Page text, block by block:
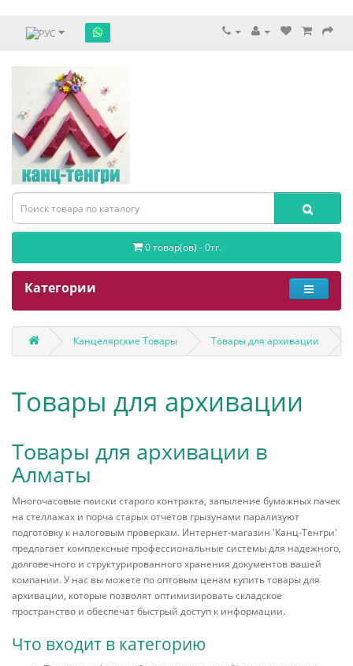
0 товар(ов) - 0тг.
Категории
Канцелярские Товары Товары для архивации
Товары для архивации
Товары для архивации в
Алматы
Многочасовые поиски старого контракта, запыление бумажных пачек
на стеллажах и порча старых отчетов грызунами парализуют
подготовку к налоговым проверкам. Интернет-магазин 'Канц-Тенгри'
предлагает комплексные профессиональные системы для надежного,
долговечного и структурированного хранения документов вашей
компании. У нас вы можете по оптовым ценам купить товары для
архивации, которые позволят оптимизировать складское
пространство и обеспечат быстрый доступ к информации.
Что входит в категорию